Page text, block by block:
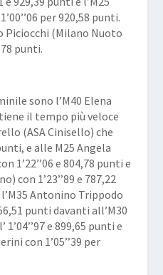
per 920,58 punti.
Piciocchi (Milano Nuoto
punti.
sono l’M40 Elena
il tempo più veloce
(ASA Cinisello) che
e alle M25Angela
1’22’’06 e 804,78 punti e
con 1’23’’89 e 787,22
Antonino Trippodo
punti davanti all’M30
1’04’’97 e 899,65 punti e
con 1’05’’39 per